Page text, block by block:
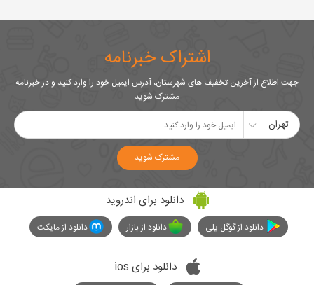
اشتراک خبرنامه
جهت اطلاع از آخرین تخفیف های شهرستان، آدرس ایمیل خود را وارد کنید و در خبرنامه
مشترک شوید
تهران
مشترک شوید
دانلود برای اندروید
دانلود از گوگل پلی دانلود از بازار دانلود از مایکت
دانلود برای ios